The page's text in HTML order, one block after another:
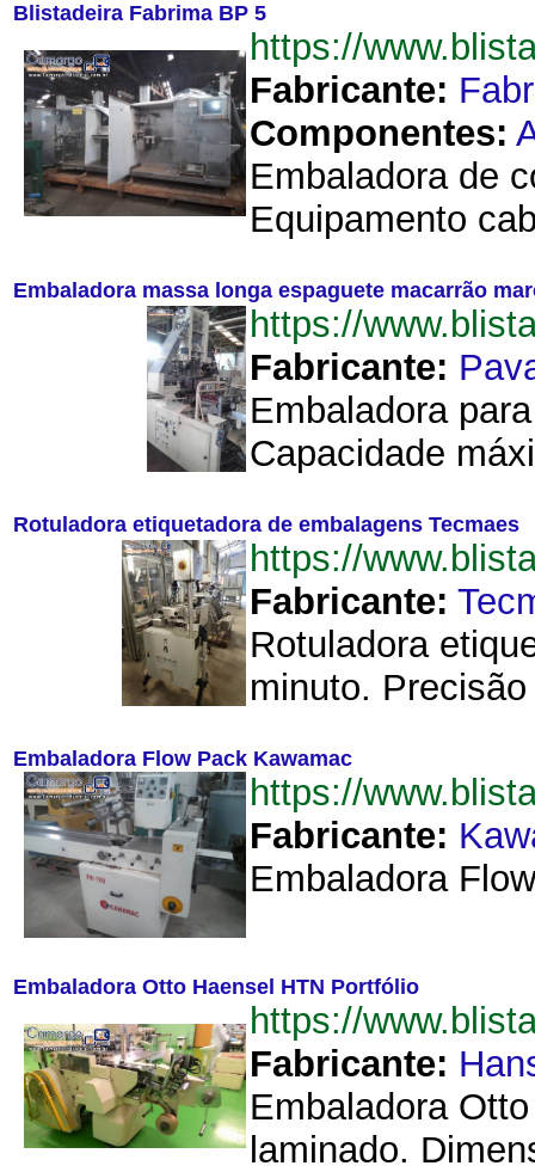
Blistadeira Fabrima BP 5
https://
Fabricante:
Componentes:
Embaladora de
Equipamento
Embaladora massa longa espaguete macarrão
https://
Fabricante:
Embaladora
Capacidade
Rotuladora etiquetadora de embalagens Tecmaes
https://
Fabricante:
Rotuladora
minuto.
Embaladora Flow Pack Kawamac
https://
Fabricante:
Embaladora
Embaladora Otto Haensel HTN Portfólio
https://
Fabricante:
Embaladora
laminado.